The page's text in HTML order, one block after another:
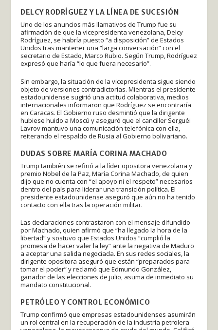
DELCY RODRÍGUEZ Y LA LÍNEA DE SUCESIÓN
Uno de los anuncios más llamativos de Trump fue su
afirmación de que la vicepresidenta venezolana, Delcy
Rodríguez, se habría puesto “a disposición” de Estados
Unidos tras mantener una “larga conversación” con el
secretario de Estado, Marco Rubio. Según Trump, Rodríguez
expresó que haría “lo que fuera necesario”.
Sin embargo, la situación de la vicepresidenta sigue siendo
objeto de versiones contradictorias. Mientras el presidente
estadounidense sugirió una actitud colaborativa, medios
internacionales informaron que Rodríguez se encontraría
en Caracas. El Gobierno ruso desmintió que la dirigente
hubiese huido a Moscú y aseguró que el canciller Serguéi
Lavrov mantuvo una comunicación telefónica con ella,
reiterando el respaldo de Rusia al Gobierno bolivariano.
DUDAS SOBRE MARÍA CORINA MACHADO
Trump también se refirió a la líder opositora venezolana y
premio Nobel de la Paz, María Corina Machado, de quien
dijo que no cuenta con “el apoyo ni el respeto” necesarios
dentro del país para liderar una transición política. El
presidente estadounidense aseguró que aún no ha tenido
contacto con ella tras la operación militar.
Las declaraciones contrastaron con el mensaje difundido
por Machado, quien afirmó que “ha llegado la hora de la
libertad” y sostuvo que Estados Unidos “cumplió la
promesa de hacer valer la ley” ante la negativa de Maduro
a aceptar una salida negociada. En sus redes sociales, la
dirigente opositora aseguró que están “preparados para
tomar el poder” y reclamó que Edmundo González,
ganador de las elecciones de julio, asuma de inmediato su
mandato constitucional.
PETRÓLEO Y CONTROL ECONÓMICO
Trump confirmó que empresas estadounidenses asumirán
un rol central en la recuperación de la industria petrolera